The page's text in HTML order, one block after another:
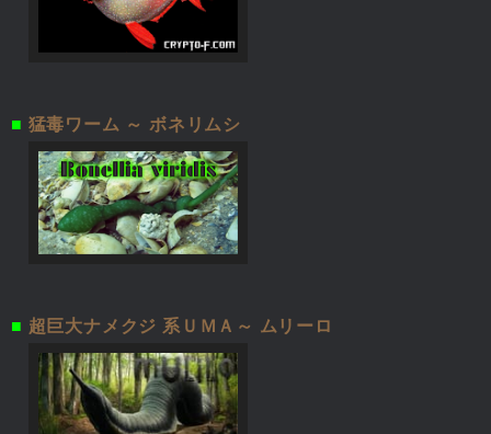
■ 猛毒ワーム ～ ボネリムシ
■ 超巨大ナメクジ 系ＵＭＡ～ ムリーロ